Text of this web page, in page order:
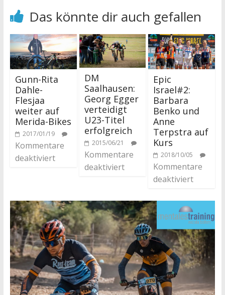
Das könnte dir auch gefallen
Gunn-Rita
Dahle-
Flesjaa
weiter auf
Merida-Bikes
2017/01/19
Kommentare
deaktiviert
DM
Saalhausen:
Georg Egger
verteidigt
U23-Titel
erfolgreich
2015/06/21
Kommentare
deaktiviert
Epic
Israel#2:
Barbara
Benko und
Anne
Terpstra auf
Kurs
2018/10/05
Kommentare
deaktiviert